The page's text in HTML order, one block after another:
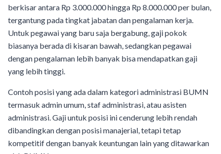
berkisar antara Rp 3.000.000 hingga Rp 8.000.000 per bulan,
tergantung pada tingkat jabatan dan pengalaman kerja.
Untuk pegawai yang baru saja bergabung, gaji pokok
biasanya berada di kisaran bawah, sedangkan pegawai
dengan pengalaman lebih banyak bisa mendapatkan gaji
yang lebih tinggi.
Contoh posisi yang ada dalam kategori administrasi BUMN
termasuk admin umum, staf administrasi, atau asisten
administrasi. Gaji untuk posisi ini cenderung lebih rendah
dibandingkan dengan posisi manajerial, tetapi tetap
kompetitif dengan banyak keuntungan lain yang ditawarkan